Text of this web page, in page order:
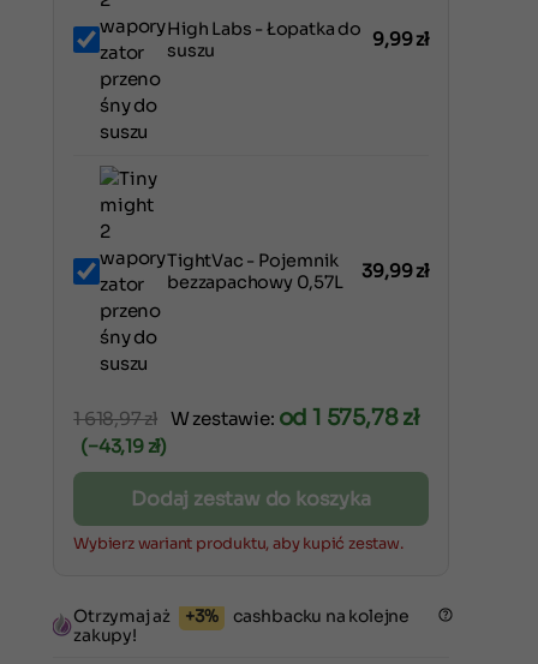
High Labs - Łopatka do
suszu
9,99zł
TightVac - Pojemnik
bezzapachowy 0,57L
39,99zł
1 618,97 zł W zestawie: od 1 575,78 zł
(−43,19 zł)
Dodaj zestaw do koszyka
Wybierz wariant produktu, aby kupić zestaw.
Otrzymaj aż +3%
cashbacku na kolejne
zakupy!